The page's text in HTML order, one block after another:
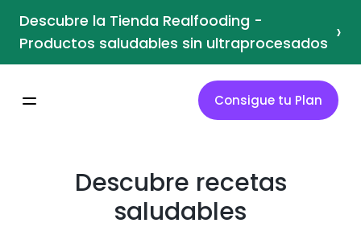
Descubre la Tienda Realfooding -
Productos saludables sin ultraprocesados ›
Consigue tu Plan
Descubre recetas
saludables